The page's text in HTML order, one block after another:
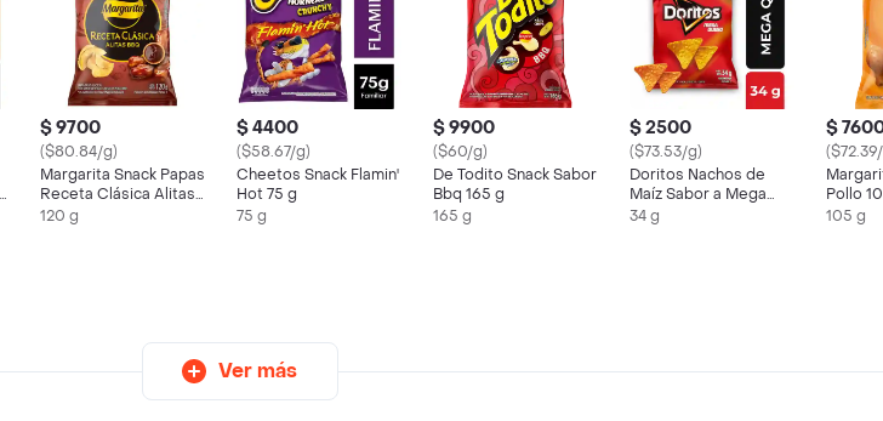
$ 9700
($80.84/g)
Margarita Snack Papas
Receta Clásica Alitas
Bbq 120 g
120 g
$ 4400
($58.67/g)
Cheetos Snack Flamin'
Hot 75 g
75 g
$ 9900
($60/g)
De Todito Snack Sabor
Bbq 165 g
165 g
$ 2500
($73.53/g)
Doritos Nachos de
Maíz Sabor a Mega
Queso 34 g
34 g
$
Pollo
105 g
Ver más